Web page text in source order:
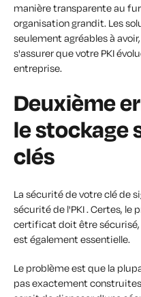
manière transparente au
organisation grandit. Les
seulement agréables à
s'assurer que votre PKI
entreprise.
Deuxième
le stockage
clés
La sécurité de votre clé de
sécurité de l'PKI . Certes, le
certificat doit être sécurisé,
est également essentielle.
Le problème est que la
pas exactement